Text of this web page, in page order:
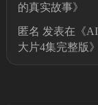
的真实故事》
匿名 发表在《
大片4集完整版》